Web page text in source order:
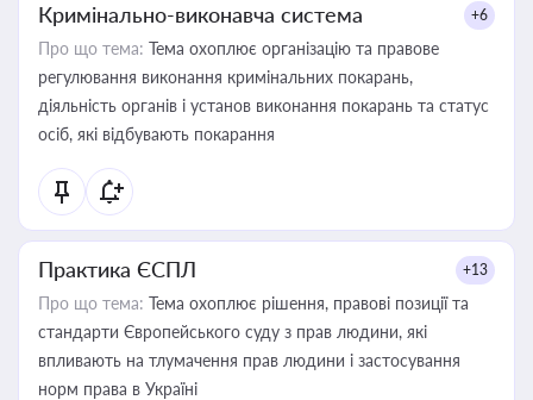
Кримінально-виконавча система +6
Про що тема: Тема охоплює організацію та правове
регулювання виконання кримінальних покарань,
діяльність органів і установ виконання покарань та статус
осіб, які відбувають покарання
Практика ЄСПЛ +13
Про що тема: Тема охоплює рішення, правові позиції та
стандарти Європейського суду з прав людини, які
впливають на тлумачення прав людини і застосування
норм права в Україні